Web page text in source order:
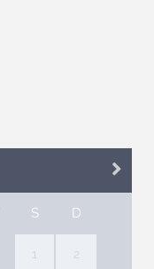
S D
1 2